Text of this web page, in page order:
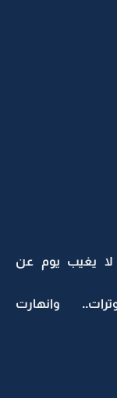
لا يغيب يوم عن
وانهارت